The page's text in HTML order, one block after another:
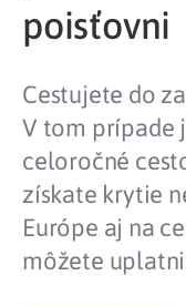
poisťovni
Cestujete do
V tom prípade
celoročné
získate krytie
Európe aj na
môžete